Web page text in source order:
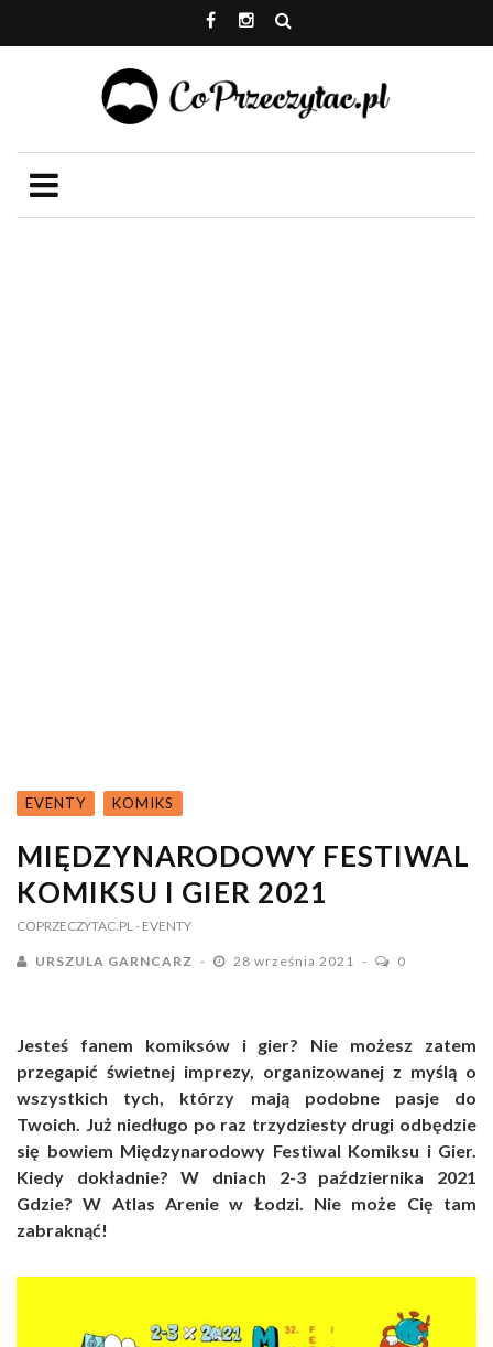
EVENTY KOMIKS
MIĘDZYNARODOWY FESTIWAL
KOMIKSU I GIER 2021
COPRZECZYTAC.PL - EVENTY
URSZULA GARNCARZ 28 września 2021 0
Jesteś fanem komiksów i gier? Nie możesz zatem
przegapić świetnej imprezy, organizowanej z myślą o
wszystkich tych, którzy mają podobne pasje do
Twoich. Już niedługo po raz trzydziesty drugi odbędzie
się bowiem Międzynarodowy Festiwal Komiksu i Gier.
Kiedy dokładnie? W dniach 2-3 października 2021
Gdzie? W Atlas Arenie w Łodzi. Nie może Cię tam
zabraknąć!